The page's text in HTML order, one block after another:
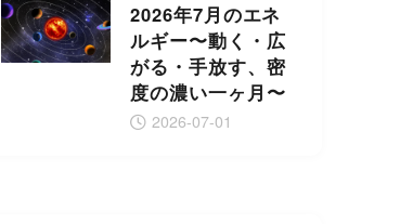
2026年7月のエネ
ルギー〜動く・広
がる・手放す、密
度の濃い一ヶ月〜
2026-07-01